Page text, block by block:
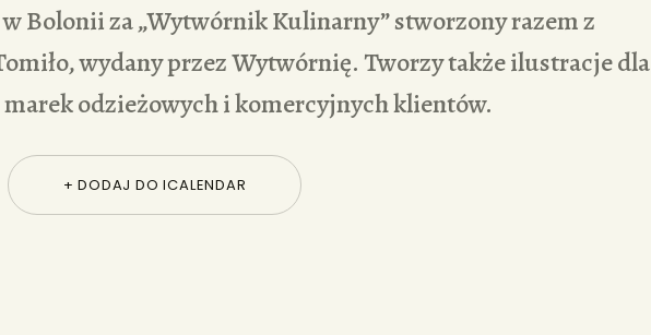
Bolonii za „Wytwórnik Kulinarny” stworzony razem z
wydany przez Wytwórnię. Tworzy także ilustracje dla
odzieżowych i komercyjnych klientów.
+ DODAJ DO ICALENDAR